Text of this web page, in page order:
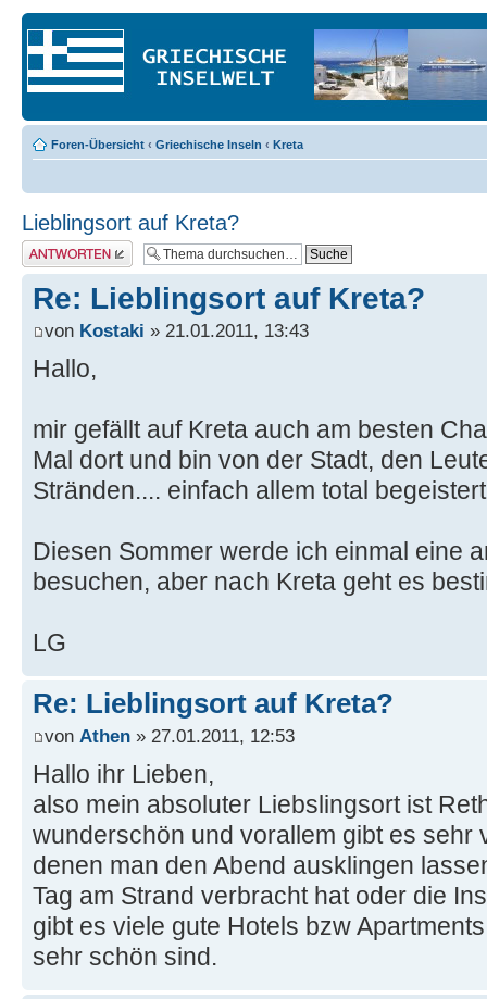
Foren-Übersicht ‹ Griechische Inseln ‹ Kreta
Lieblingsort auf Kreta?
Antwort erstellen
Re: Lieblingsort auf Kreta?
von Kostaki » 21.01.2011, 13:43
Hallo,
mir gefällt auf Kreta auch am besten
Mal dort und bin von der Stadt, den
Stränden.... einfach allem total
Diesen Sommer werde ich einmal eine
besuchen, aber nach Kreta geht es
LG
Re: Lieblingsort auf Kreta?
von Athen » 27.01.2011, 12:53
Hallo ihr Lieben,
also mein absoluter Liebslingsort ist
wunderschön und vorallem gibt es sehr
denen man den Abend ausklingen
Tag am Strand verbracht hat oder die
gibt es viele gute Hotels bzw
sehr schön sind.